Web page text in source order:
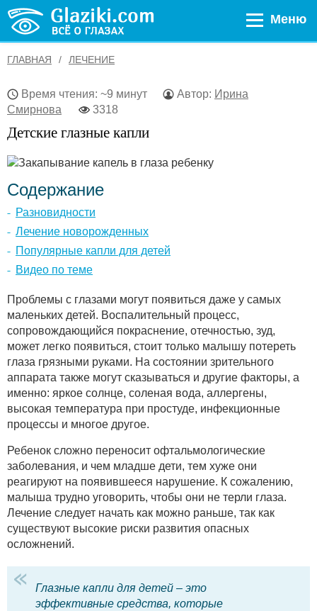
Меню
ГЛАВНАЯ ЛЕЧЕНИЕ
Время чтения: ~9 минут Автор: Ирина
Смирнова
3318
Детские глазные капли
Содержание
Разновидности
Лечение новорожденных
Популярные капли для детей
Видео по теме
Проблемы с глазами могут появиться даже у самых
маленьких детей. Воспалительный процесс,
сопровождающийся покраснение, отечностью, зуд,
может легко появиться, стоит только малышу потереть
глаза грязными руками. На состоянии зрительного
аппарата также могут сказываться и другие факторы, а
именно: яркое солнце, соленая вода, аллергены,
высокая температура при простуде, инфекционные
процессы и многое другое.
Ребенок сложно переносит офтальмологические
заболевания, и чем младше дети, тем хуже они
реагируют на появившееся нарушение. К сожалению,
малыша трудно уговорить, чтобы они не терли глаза.
Лечение следует начать как можно раньше, так как
существуют высокие риски развития опасных
осложнений.
Глазные капли для детей – это
эффективные средства, которые